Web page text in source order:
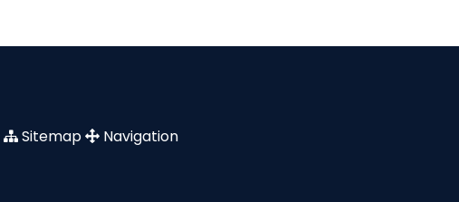
Sitemap Navigation